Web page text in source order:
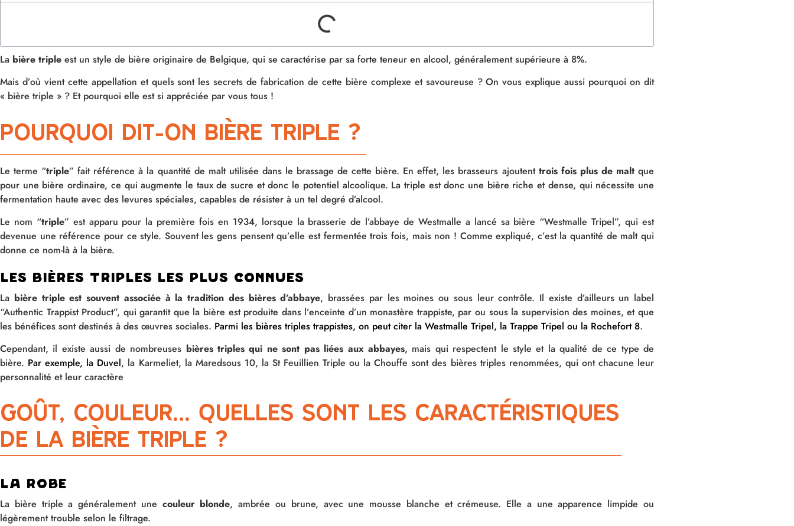
La bière triple est un style de bière originaire de Belgique, qui se caractérise par sa forte teneur en alcool, généralement supérieure à 8%.
Mais d’où vient cette appellation et quels sont les secrets de fabrication de cette bière complexe et savoureuse ? On vous explique aussi pourquoi on dit
« bière triple » ? Et pourquoi elle est si appréciée par vous tous !
Pourquoi dit-on bière triple ?
Le terme “triple” fait référence à la quantité de malt utilisée dans le brassage de cette bière. En effet, les brasseurs ajoutent trois fois plus de maltque
pour une bière ordinaire, ce qui augmente le taux de sucre et donc le potentiel alcoolique. La triple est donc une bière riche et dense, qui nécessite une
fermentation haute avec des levures spéciales, capables de résister à un tel degré d’alcool.
Le nom “triple” est apparu pour la première fois en 1934, lorsque la brasserie de l’abbaye de Westmalle a lancé sa bière “Westmalle Tripel”, qui est
devenue une référence pour ce style. Souvent les gens pensent qu’elle est fermentée trois fois, mais non ! Comme expliqué, c’est la quantité de malt qui
donne ce nom-là à la bière.
Les bières triples les plus connues
La bière triple est souvent associée à la tradition des bières d’abbaye, brassées par les moines ou sous leur contrôle. Il existe d’ailleurs un label
“Authentic Trappist Product”, qui garantit que la bière est produite dans l’enceinte d’un monastère trappiste, par ou sous la supervision des moines, et que
les bénéfices sont destinés à des œuvres sociales. Parmi les bières triples trappistes, on peut citer la Westmalle Tripel, la Trappe Tripel ou la Rochefort 8.
Cependant, il existe aussi de nombreuses bières triples qui ne sont pas liées aux abbayes, mais qui respectent le style et la qualité de ce type de
bière. Par exemple, la Duvel, la Karmeliet, la Maredsous 10, la St Feuillien Triple ou la Chouffe sont des bières triples renommées, qui ont chacune leur
personnalité et leur caractère
Goût, couleur... quelles sont les caractéristiques
de la bière triple ?
La robe
La bière triple a généralement une couleur blonde, ambrée ou brune, avec une mousse blanche et crémeuse. Elle a une apparence limpide ou
légèrement trouble selon le filtrage.